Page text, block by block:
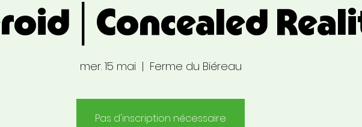
mer. 15 mai
  |
Ferme du Biéreau
Pas d'inscription nécessaire